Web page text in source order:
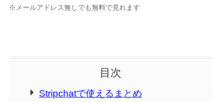
※メールアドレス無しでも無料で見れます
目次
Stripchatで使えるまとめ